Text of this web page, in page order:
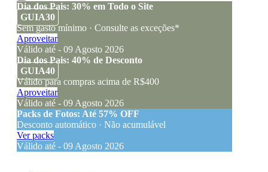
Dia dos Pais: 30% em Todo o Site
GUIA30
Sem gasto mínimo · Consulte as exceções*
Aproveitar
Válido até - 09 Agosto 2026
Dia dos Pais: 40% de Desconto
GUIA40
Válido para compras acima de R$400
Aproveitar
Válido até - 09 Agosto 2026
Packs de Fotos: Até 57% OFF
Desconto automático · Não acumulável
Ver packs
Válido até - 09 Agosto 2026